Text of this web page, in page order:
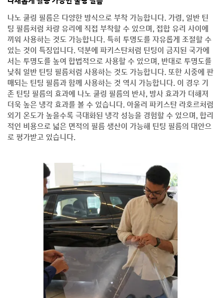
나노 쿨링 필름은 다양한 방식으로 부착 가능합니다. 가령, 일반 틴
팅 필름처럼 차량 유리에 직접 부착할 수 있으며, 접합 유리 사이에
끼워 사용하는 것도 가능합니다. 특히 투명도를 자유롭게 조절할 수
있는 것이 특징입니다. 덕분에 파키스탄처럼 틴팅이 금지된 국가에
서는 투명도를 높여 합법적으로 사용할 수 있으며, 반대로 투명도를
낮춰 일반 틴팅 필름처럼 사용하는 것도 가능합니다. 또한 시중에 판
매되는 틴팅 필름과 함께 사용하는 것 역시 가능합니다. 이 경우 기
존 틴팅 필름의 효과에 나노 쿨링 필름의 반사, 방사 효과가 더해져
더욱 높은 냉각 효과를 볼 수 있습니다. 아울러 파키스탄 라호르처럼
외기 온도가 높을수록 극대화된 냉각 성능을 경험할 수 있으며, 합리
적인 비용으로 넓은 면적의 필름 생산이 가능해 틴팅 필름의 대안으
로 평가받고 있습니다.